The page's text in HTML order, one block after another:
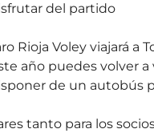
del partido
Rioja Voley viajará a
año puedes volver
de un autobús
tanto para los